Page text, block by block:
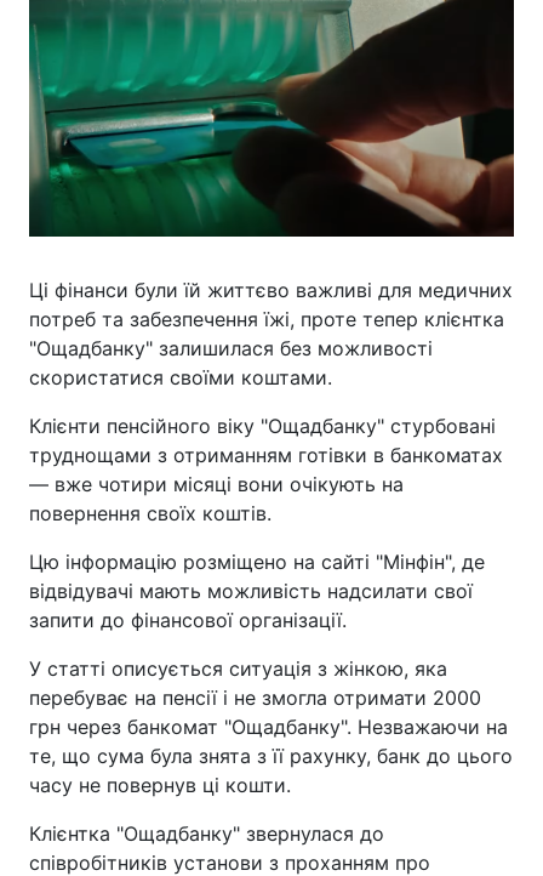
Ці фінанси були їй життєво важливі для медичних
потреб та забезпечення їжі, проте тепер клієнтка
"Ощадбанку" залишилася без можливості
скористатися своїми коштами.
Клієнти пенсійного віку "Ощадбанку" стурбовані
труднощами з отриманням готівки в банкоматах
— вже чотири місяці вони очікують на
повернення своїх коштів.
Цю інформацію розміщено на сайті "Мінфін", де
відвідувачі мають можливість надсилати свої
запити до фінансової організації.
У статті описується ситуація з жінкою, яка
перебуває на пенсії і не змогла отримати 2000
грн через банкомат "Ощадбанку". Незважаючи на
те, що сума була знята з її рахунку, банк до цього
часу не повернув ці кошти.
Клієнтка "Ощадбанку" звернулася до
співробітників установи з проханням про